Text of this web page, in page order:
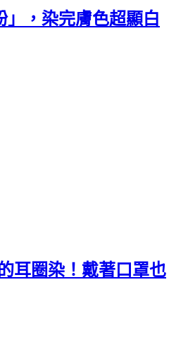
」，染完膚色超顯白
耳圈染！戴著口罩也